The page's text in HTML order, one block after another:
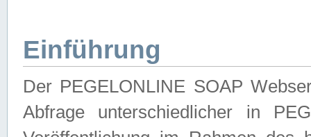
Einführung
Der PEGELONLINE SOAP
Abfrage unterschiedlicher in